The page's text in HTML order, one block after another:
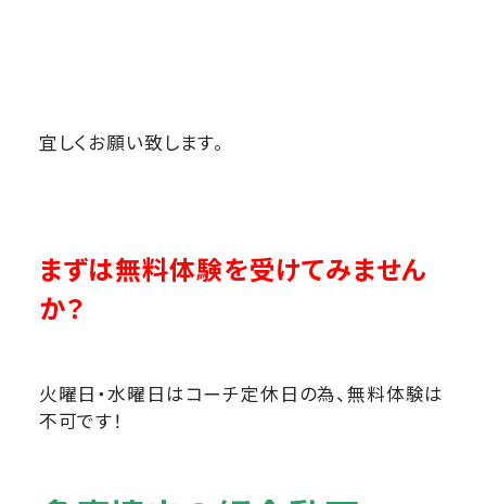
宜しくお願い致します。
まずは無料体験を受けてみません
か？
火曜日・水曜日はコーチ定休日の為、無料体験は
不可です！